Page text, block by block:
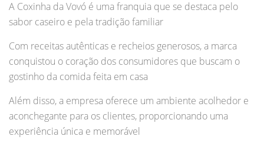
A Coxinha da Vovó é uma franquia que se destaca pelo
sabor caseiro e pela tradição familiar
Com receitas autênticas e recheios generosos, a marca
conquistou o coração dos consumidores que buscam o
gostinho da comida feita em casa
Além disso, a empresa oferece um ambiente acolhedor e
aconchegante para os clientes, proporcionando uma
experiência única e memorável